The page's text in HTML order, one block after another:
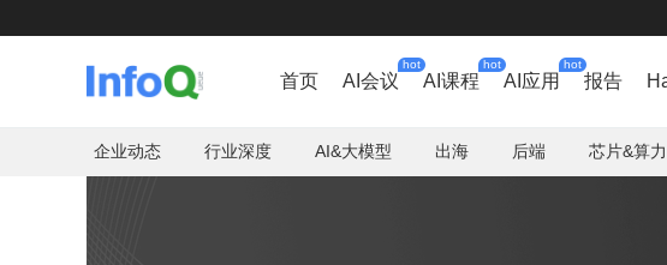
首页 AI会议
hot
AI课程
hot
AI应用
hot
报告
企业动态 行业深度 AI&大模型 出海 后端 芯片&算力